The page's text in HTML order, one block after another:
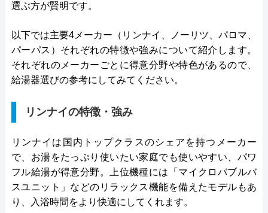
選ぶ方が賢明です。
以下では主要4メーカー（リンナイ、ノーリツ、パロマ、
パーパス）それぞれの特徴や強みについて紹介します。
それぞれのメーカーごとに得意分野や特色があるので、
給湯器選びの参考にしてみてください。
リンナイの特徴・強み
リンナイは国内トップクラスのシェアを持つメーカー
で、お湯をたっぷり使いたい家庭でも使いやすい、パワ
フル給湯が得意分野。上位機種には「マイクロバブルバ
スユニット」などのリラックス機能を備えたモデルもあ
り、入浴時間をより快適にしてくれます。